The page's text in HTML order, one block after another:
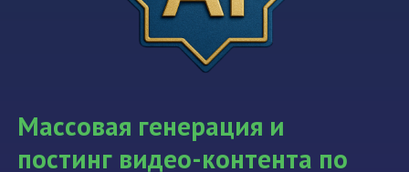
Массовая генерация и
постинг видео-контента по